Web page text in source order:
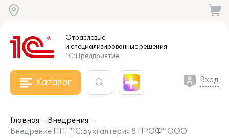
Отраслевые
и специализированныерешения
1С:Предприятие
Каталог Вход
Главная
Внедрения
Внедрение ПП: "1С:Бухгалтерия 8 ПРОФ" ООО